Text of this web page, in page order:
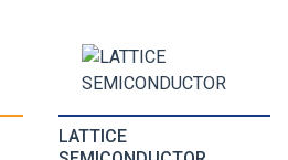
LATTICE